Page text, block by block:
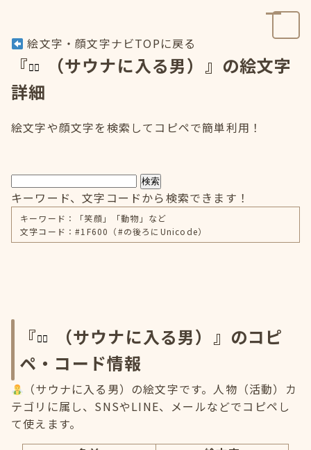
絵文字・顔文字ナビTOPに戻る
『
（サウナに入る男）』の絵文字
詳細
絵文字や顔文字を検索してコピペで簡単利用！
検索
キーワード、文字コードから検索できます！
キーワード：「笑顔」「動物」など
文字コード：#1F600（#の後ろにUnicode）
『
（サウナに入る男）』のコピ
ペ・コード情報
（サウナに入る男）の絵文字です。人物（活動）カ
テゴリに属し、SNSやLINE、メールなどでコピペし
て使えます。